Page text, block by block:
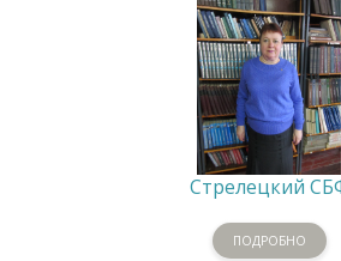
Стрелецкий
ПОДРОБНО